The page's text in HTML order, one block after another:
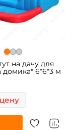
на дачу для
домика" 6*6*3 м